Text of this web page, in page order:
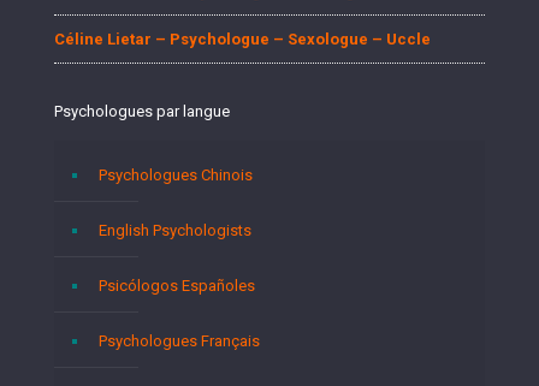
Céline Lietar – Psychologue – Sexologue – Uccle
Psychologues par langue
Psychologues Chinois
English Psychologists
Psicólogos Españoles
Psychologues Français